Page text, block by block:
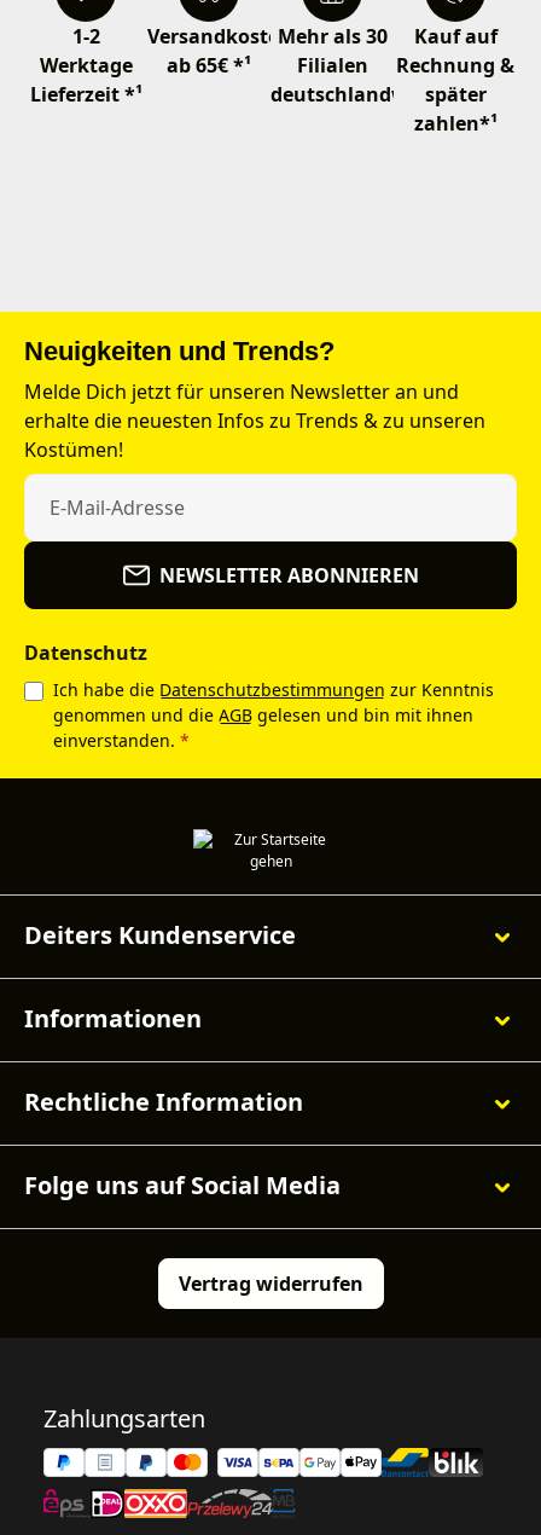
1-2
Werktage
Lieferzeit *¹
Versandkostenfrei
ab 65€ *¹
Mehr als 30
Filialen
deutschlandweit
Kauf auf
Rechnung &
später
zahlen*¹
Neuigkeiten und Trends?
Melde Dich jetzt für unseren Newsletter an und
erhalte die neuesten Infos zu Trends & zu unseren
Kostümen!
NEWSLETTER ABONNIEREN
Datenschutz
Ich habe die Datenschutzbestimmungen zur Kenntnis
genommen und die AGB gelesen und bin mit ihnen
einverstanden. *
Deiters Kundenservice
Informationen
Rechtliche Information
Folge uns auf Social Media
Vertrag widerrufen
Zahlungsarten